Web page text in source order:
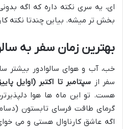
ای، یه سری نکته داره که اگه
بخش تر میشه. بیاین چندتا نکته
بهترین زمان سفر به
خب، آب و هوای سالوادور بیشتر
سفر از سپتامبر تا اکتبر (اوایل
هست. تو این ماه ها هوا
گرمای طاقت فرسای تابستون
اگه عاشق کارناوال هستی و می